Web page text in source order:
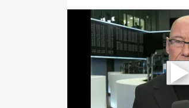
Mit der
werden Daten an
Hinweise dazu